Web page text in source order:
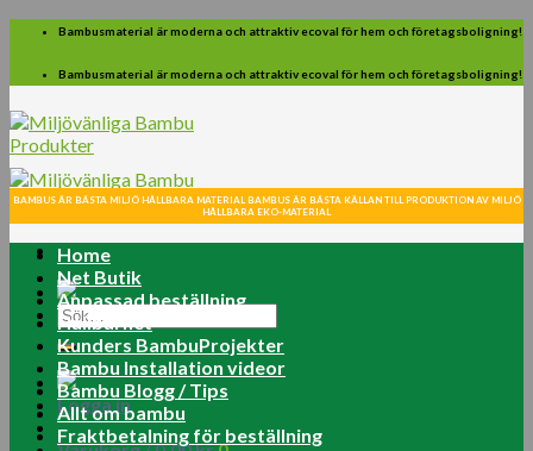
Skip
content
Bambusmaterial är moderna och attraktiv ecoval för hem och företagsboligning!
Bambusmaterial är moderna och attraktiv ecoval för hem och företagsboligning!
Sök
efter:
Logga in
BAMBUS ÄR BÄSTA MILJÖ HÅLLBARA MATERIAL BAMBUS ÄR BÄSTA KÄLLAN TILL PRODUKTION AV MILJÖ
HÅLLBARA EKO-MATERIAL
Home
Net Butik
Anpassad beställning
Hållbarhet
Kunders BambuProjekter
Bambu Installation videor
Bambu Blogg / Tips
Allt om bambu
Fraktbetalning för beställning